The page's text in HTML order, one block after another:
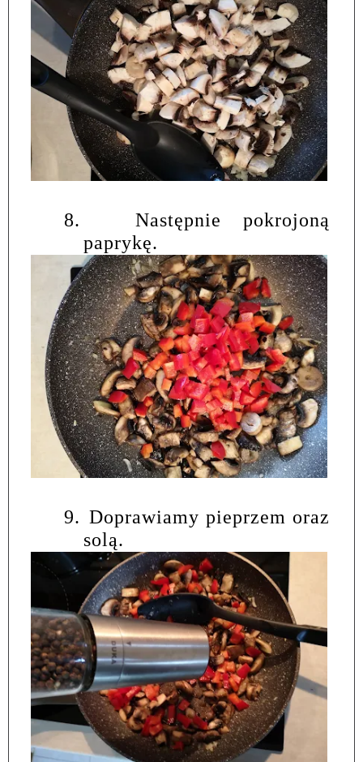
8.
Następnie pokrojoną
paprykę.
9. Doprawiamy pieprzem oraz
solą.